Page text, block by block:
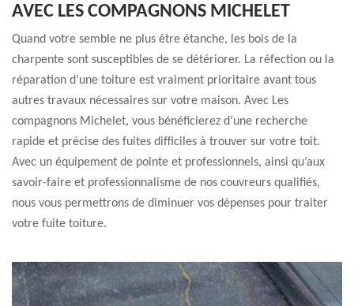
AVEC LES COMPAGNONS MICHELET
Quand votre semble ne plus être étanche, les bois de la
charpente sont susceptibles de se détériorer. La réfection ou la
réparation d’une toiture est vraiment prioritaire avant tous
autres travaux nécessaires sur votre maison. Avec Les
compagnons Michelet, vous bénéficierez d’une recherche
rapide et précise des fuites difficiles à trouver sur votre toit.
Avec un équipement de pointe et professionnels, ainsi qu’aux
savoir-faire et professionnalisme de nos couvreurs qualifiés,
nous vous permettrons de diminuer vos dépenses pour traiter
votre fuite toiture.